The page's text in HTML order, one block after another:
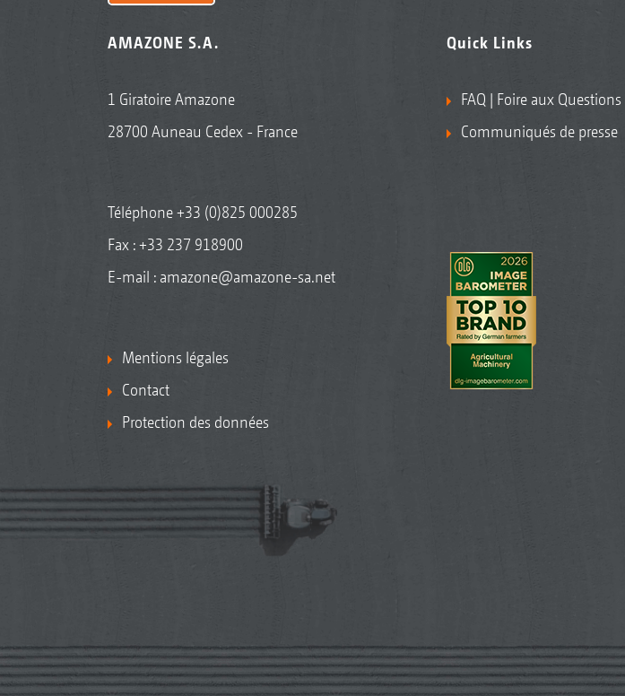
AMAZONE S.A.
1 Giratoire Amazone
28700 Auneau Cedex - France
Téléphone+33 (0)825 000285
Fax : +33 237 918900
E-mail : amazone@amazone-sa.net
Mentions légales
Contact
Protection des données
Quick Links
FAQ | Foire aux Questions
Communiqués de presse